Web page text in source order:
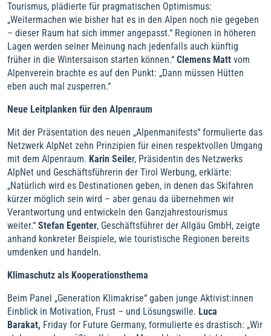
Tourismus, plädierte für pragmatischen Optimismus:
„Weitermachen wie bisher hat es in den Alpen noch nie gegeben
– dieser Raum hat sich immer angepasst.“ Regionen in höheren
Lagen werden seiner Meinung nach jedenfalls auch künftig
früher in die Wintersaison starten können.“ Clemens Matt vom
Alpenverein brachte es auf den Punkt: „Dann müssen Hütten
eben auch mal zusperren.“
Neue Leitplanken für den Alpenraum
Mit der Präsentation des neuen „Alpenmanifests“ formulierte das
Netzwerk AlpNet zehn Prinzipien für einen respektvollen Umgang
mit dem Alpenraum. Karin Seiler, Präsidentin des Netzwerks
AlpNet und Geschäftsführerin der Tirol Werbung, erklärte:
„Natürlich wird es Destinationen geben, in denen das Skifahren
kürzer möglich sein wird – aber genau da übernehmen wir
Verantwortung und entwickeln den Ganzjahrestourismus
weiter.“ Stefan Egenter, Geschäftsführer der Allgäu GmbH, zeigte
anhand konkreter Beispiele, wie touristische Regionen bereits
umdenken und handeln.
Klimaschutz als Kooperationsthema
Beim Panel „Generation Klimakrise“ gaben junge Aktivist:innen
Einblick in Motivation, Frust – und Lösungswille. Luca
Barakat, Friday for Future Germany, formulierte es drastisch: „Wir